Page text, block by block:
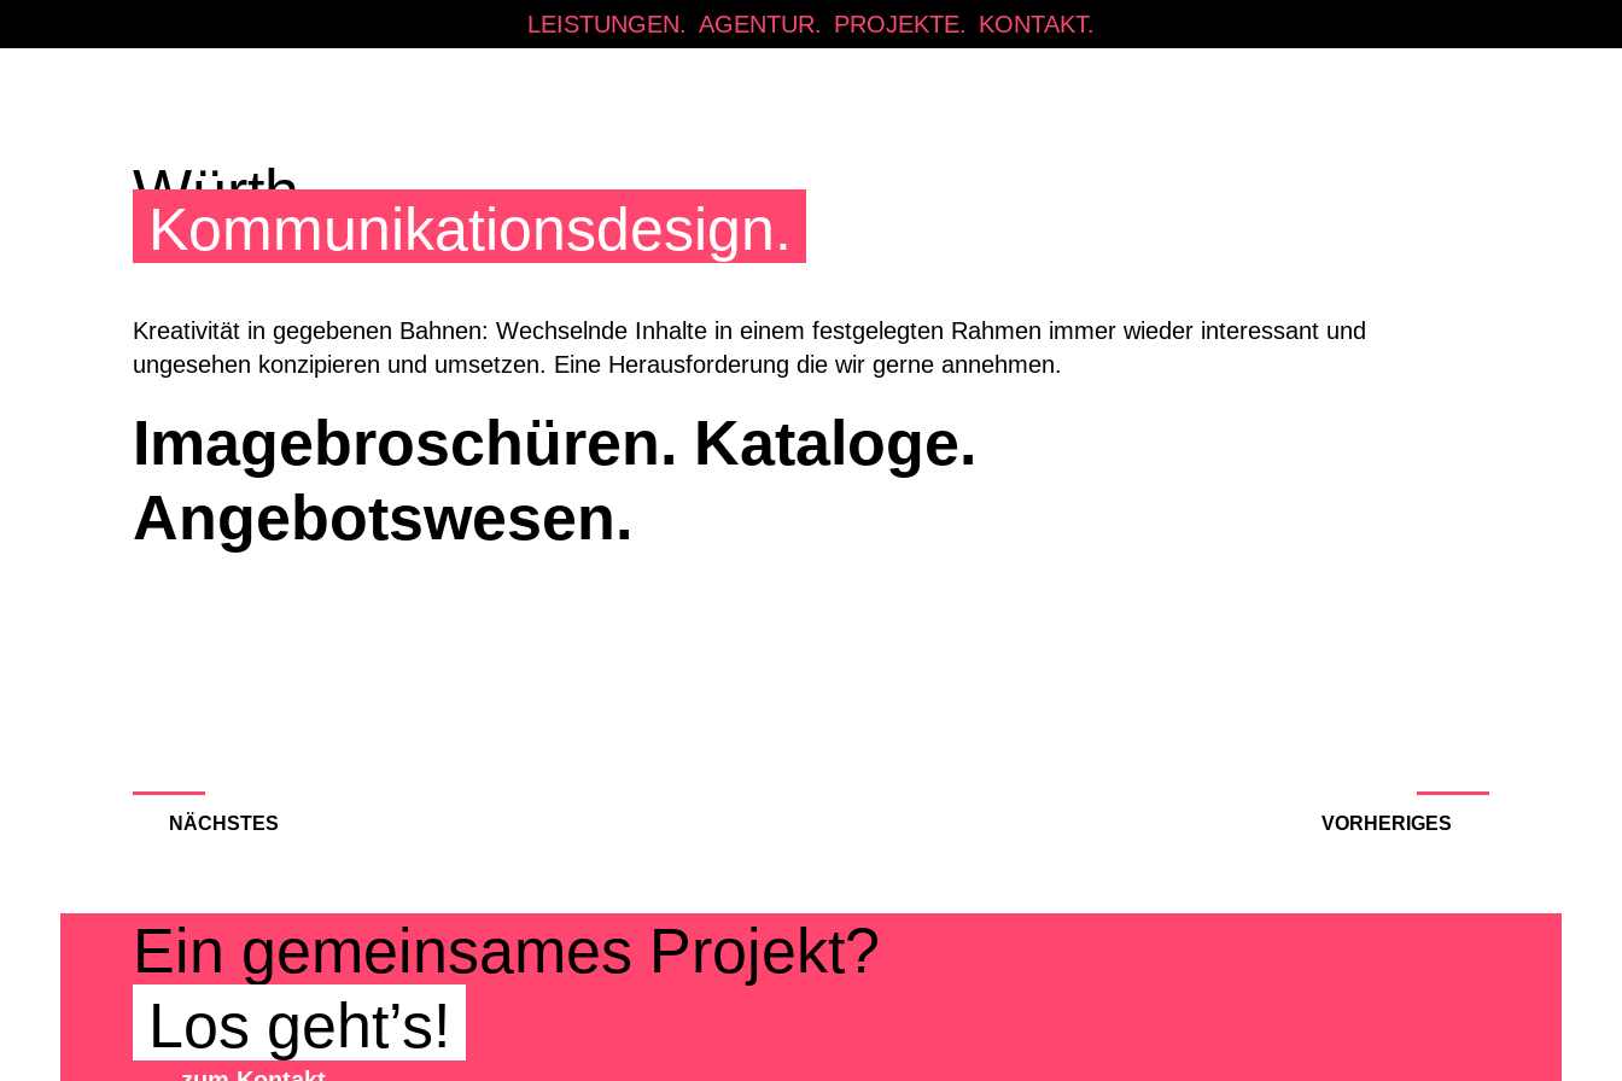
Inhalt
LEISTUNGEN. AGENTUR. PROJEKTE. KONTAKT.
Würth
Kommunikationsdesign.
Kreativität in gegebenen Bahnen: Wechselnde Inhalte in einem festgelegten Rahmen immer wieder interessant und
ungesehen konzipieren und umsetzen. Eine Herausforderung die wir gerne annehmen.
Imagebroschüren. Kataloge.
Angebotswesen.
NÄCHSTES VORHERIGES
Ein gemeinsames Projekt?
Los geht’s!